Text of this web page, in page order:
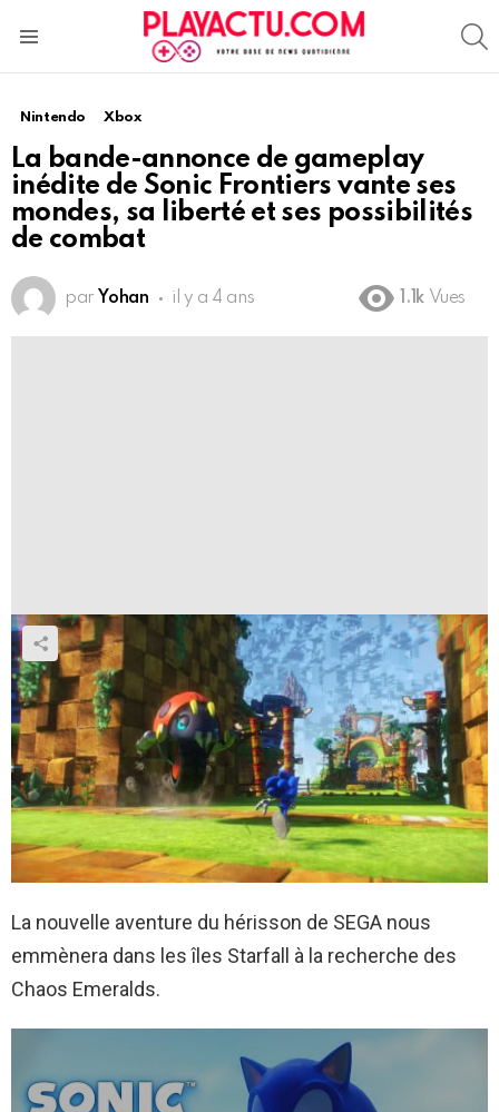
Nintendo Xbox
La bande-annonce de gameplay
inédite de Sonic Frontiers vante ses
mondes, sa liberté et ses possibilités
de combat
par Yohan il y a 4 ans 1.1k Vues
La nouvelle aventure du hérisson de SEGA nous
emmènera dans les îles Starfall à la recherche des
Chaos Emeralds.